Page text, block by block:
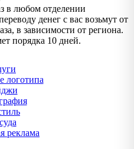
в любом отделении
денег с вас возьмут от
в зависимости от региона.
порядка 10 дней.
логотипа
реклама